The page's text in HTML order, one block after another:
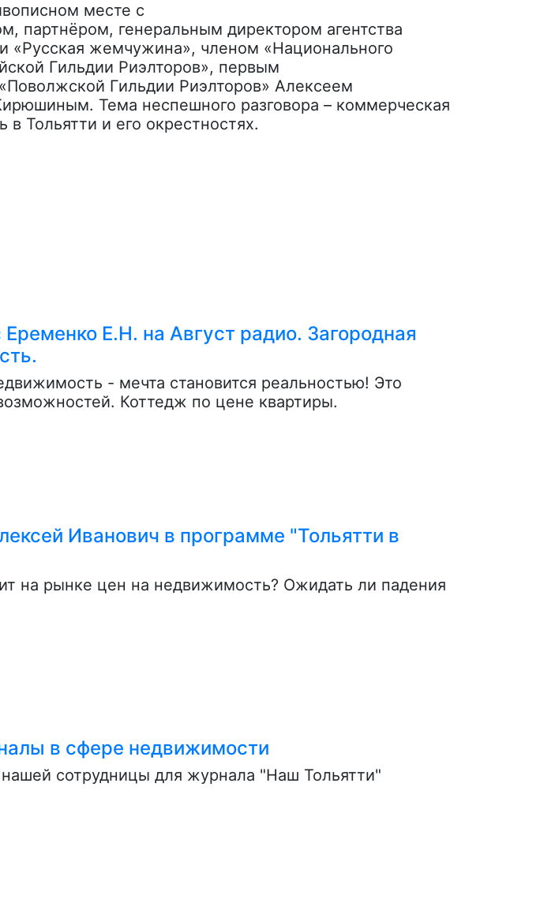
месте с
партнёром, генеральным директором агентства
«Русская жемчужина», членом «Национального
Гильдии Риэлторов», первым
Гильдии Риэлторов» Алексеем
Тема неспешного разговора – коммерческая
в Тольятти и его окрестностях.
Е.Н. на Август радио. Загородная
- мечта становится реальностью! Это
Коттедж по цене квартиры.
Иванович в программе "Тольятти в
на рынке цен на недвижимость? Ожидать ли падения
в сфере недвижимости
сотрудницы для журнала "Наш Тольятти"